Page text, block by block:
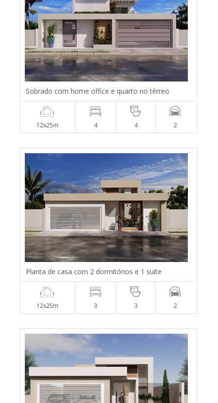
Sobrado com home office e quarto no térreo
12x25m 4 4 2
Planta de casa com 2 dormitórios e 1 suíte
12x25m 3 3 2